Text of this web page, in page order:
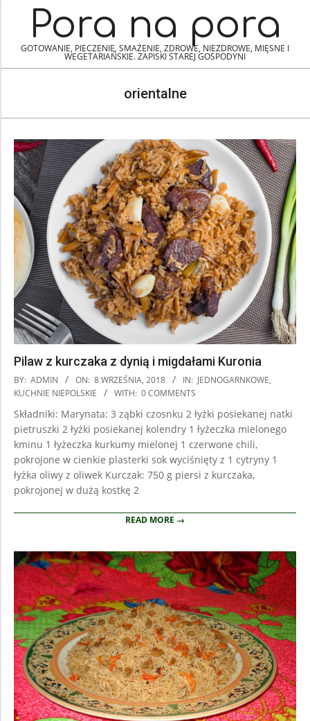
content
NavigationPora na pora
GOTOWANIE, PIECZENIE, SMAŻENIE, ZDROWE, NIEZDROWE, MIĘSNE I
WEGETARIAŃSKIE. ZAPISKI STAREJ GOSPODYNI
orientalne
Pilaw z kurczaka z dynią i migdałami Kuronia
2018-
09-
BY: ADMIN ON: 8 WRZEŚNIA, 2018 IN: JEDNOGARNKOWE,
KUCHNIE NIEPOLSKIE
WITH: 0 COMMENTS
Składniki: Marynata: 3 ząbki czosnku 2 łyżki posiekanej natki
pietruszki 2 łyżki posiekanej kolendry 1 łyżeczka mielonego
kminu 1 łyżeczka kurkumy mielonej 1 czerwone chili,
pokrojone w cienkie plasterki sok wyciśnięty z 1 cytryny 1
łyżka oliwy z oliwek Kurczak: 750 g piersi z kurczaka,
pokrojonej w dużą kostkę 2
READ MORE →